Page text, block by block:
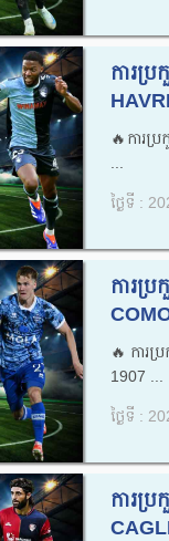
ការប្
🔥ការប្
ថ្ងៃទី :
ការប្
🔥ការ
1907 ...
ថ្ងៃទី :
ការប្